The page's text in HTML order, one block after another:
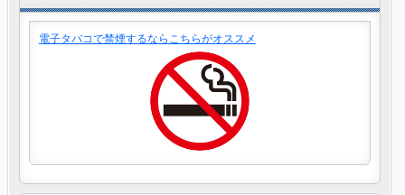
電子タバコで禁煙するならこちらがオススメ